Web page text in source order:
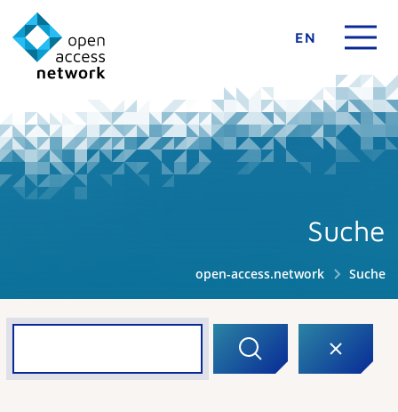
EN
Suche
open-access.network Suche